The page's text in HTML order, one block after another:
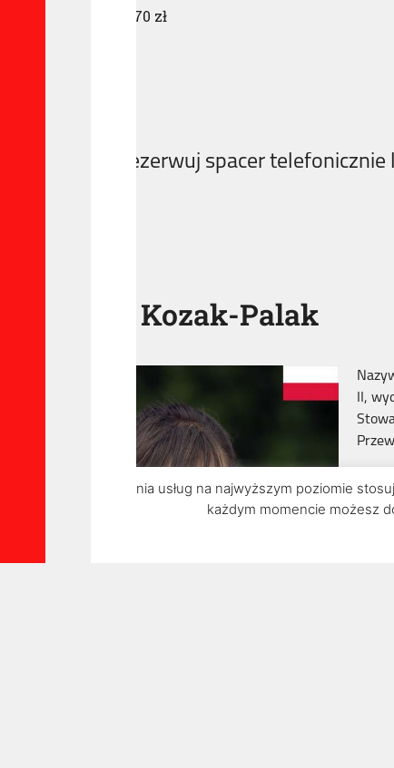
270 zł
Zarezerwuj spacer
Joanna Kozak-Palak
II,
W celu świadczenia usług na najwyższym poziomie
każdym momencie możesz